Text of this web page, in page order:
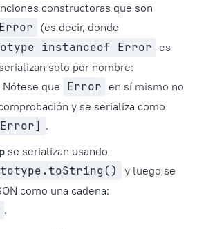
constructoras que son
Error (es decir, donde
instanceof Error es
solo por nombre:
Nótese que Error en sí mismo no
y se serializa como
.
se serializan usando
y luego se
como una cadena:
.